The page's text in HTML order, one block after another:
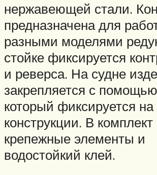
нержавеющей стали.
предназначена для
разными моделями
стойке фиксируется
и реверса. На судне
закрепляется с
который фиксируется на
конструкции. В комплект
крепежные элементы и
водостойкий клей.